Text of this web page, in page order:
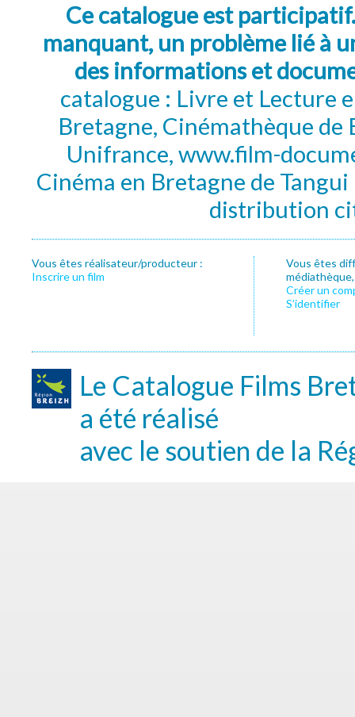
Ce catalogue est
manquant, un problème lié à
des informations et
catalogue : Livre et Lecture
Bretagne, Cinémathèque de
Unifrance, www.film-
Cinéma en Bretagne de
distribution
Vous êtes réalisateur/producteur :
Inscrire un film
Vous êtes
Créer un
S’identifier
Le Catalogue Films
a été réalisé
avec le soutien de la